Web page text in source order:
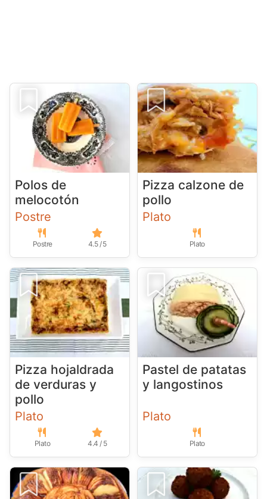
Polos de
melocotón
Postre
Postre 4.5 / 5
Pizza calzone de
pollo
Plato
Plato
Pizza hojaldrada
de verduras y
pollo
Plato
Plato 4.4 / 5
Pastel de patatas
y langostinos
Plato
Plato